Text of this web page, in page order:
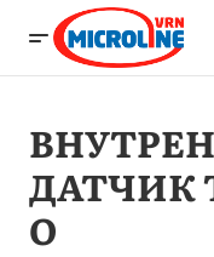
ДАТЧИК
O